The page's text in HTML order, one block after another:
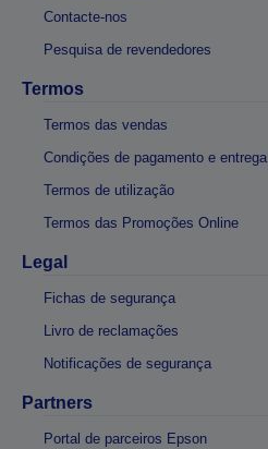
Contacte-nos
Pesquisa de revendedores
Termos
Termos das vendas
Condições de pagamento e entrega
Termos de utilização
Termos das Promoções Online
Legal
Fichas de segurança
Livro de reclamações
Notificações de segurança
Partners
Portal de parceiros Epson